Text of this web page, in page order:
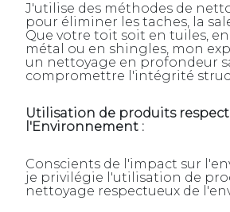
J'utilise des méthodes de
pour éliminer les taches, la
Que votre toit soit en tuiles, en
métal ou en shingles, mon
un nettoyage en profondeur
compromettre l'intégrité
Utilisation de produits
l'Environnement :
Conscients de l'impact sur
je privilégie l'utilisation de
nettoyage respectueux de